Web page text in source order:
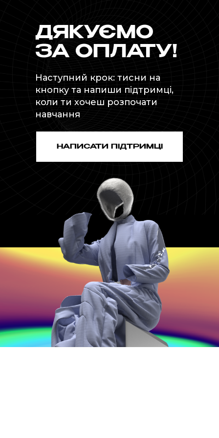
ДЯКУЄМО
ЗА ОПЛАТУ!
Наступний крок: тисни на
кнопку та напиши підтримці,
коли ти хочеш розпочати
навчання
НАПИСАТИ ПІДТРИМЦІ